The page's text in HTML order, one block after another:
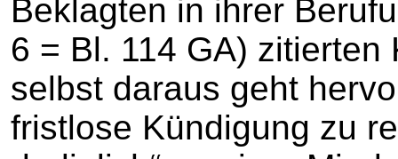
Beklagten in ihrer
6 = Bl. 114 GA)
selbst daraus geht
fristlose Kündigung zu